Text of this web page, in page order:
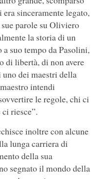
sinceramente legato,
parole su Oliviero
la storia di un
suo tempo da Pasolini,
di libertà, di non avere
dei maestri della
intendi
le regole, chi ci
riesce”.
inoltre con alcune
lunga carriera di
della sua
segnato il mondo della